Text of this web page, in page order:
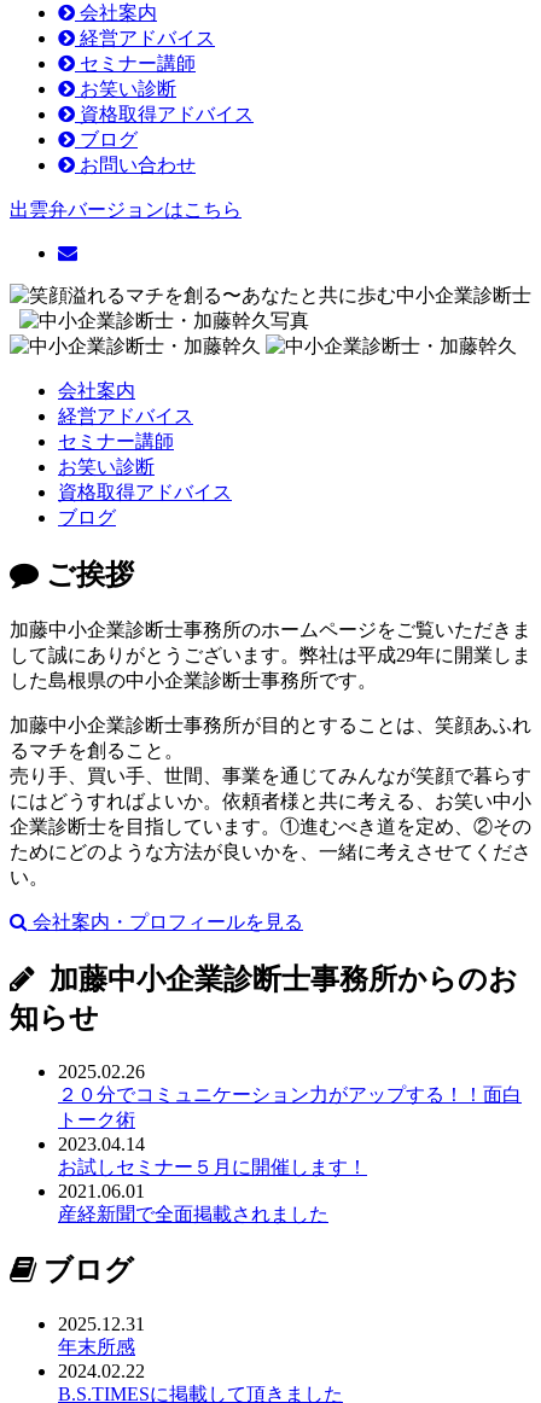
会社案内
経営アドバイス
セミナー講師
お笑い診断
資格取得アドバイス
ブログ
お問い合わせ
出雲弁バージョンはこちら
会社案内
経営アドバイス
セミナー講師
お笑い診断
資格取得アドバイス
ブログ
ご挨拶
加藤中小企業診断士事務所のホームページをご覧いただきま
して誠にありがとうございます。弊社は平成29年に開業しま
した島根県の中小企業診断士事務所です。
加藤中小企業診断士事務所が目的とすることは、笑顔あふれ
るマチを創ること。
売り手、買い手、世間、事業を通じてみんなが笑顔で暮らす
にはどうすればよいか。依頼者様と共に考える、お笑い中小
企業診断士を目指しています。①進むべき道を定め、②その
ためにどのような方法が良いかを、一緒に考えさせてくださ
い。
会社案内・プロフィールを見る
加藤中小企業診断士事務所からのお
知らせ
2025.02.26
２０分でコミュニケーション力がアップする！！面白
トーク術
2023.04.14
お試しセミナー５月に開催します！
2021.06.01
産経新聞で全面掲載されました
ブログ
2025.12.31
年末所感
2024.02.22
B.S.TIMESに掲載して頂きました